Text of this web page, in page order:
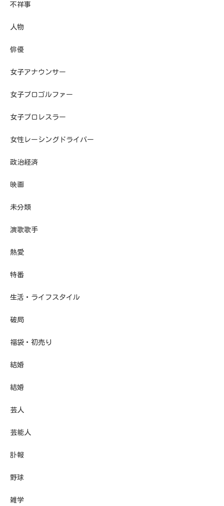
不祥事
人物
俳優
女子アナウンサー
女子プロゴルファー
女子プロレスラー
女性レーシングドライバー
政治経済
映画
未分類
演歌歌手
熱愛
特番
生活・ライフスタイル
破局
福袋・初売り
結婚
結婚
芸人
芸能人
訃報
野球
雑学